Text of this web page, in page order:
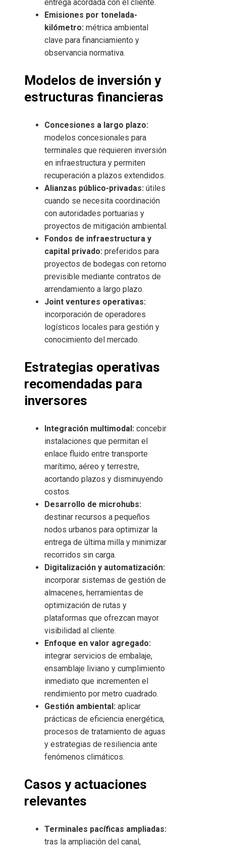
entrega acordada con el cliente.
Emisiones por tonelada-
kilómetro: métrica ambiental
clave para financiamiento y
observancia normativa.
Modelos de inversión y
estructuras financieras
Concesiones a largo plazo:
modelos concesionales para
terminales que requieren inversión
en infraestructura y permiten
recuperación a plazos extendidos.
Alianzas público-privadas: útiles
cuando se necesita coordinación
con autoridades portuarias y
proyectos de mitigación ambiental.
Fondos de infraestructura y
capital privado: preferidos para
proyectos de bodegas con retorno
previsible mediante contratos de
arrendamiento a largo plazo.
Joint ventures operativas:
incorporación de operadores
logísticos locales para gestión y
conocimiento del mercado.
Estrategias operativas
recomendadas para
inversores
Integración multimodal: concebir
instalaciones que permitan el
enlace fluido entre transporte
marítimo, aéreo y terrestre,
acortando plazos y disminuyendo
costos.
Desarrollo de microhubs:
destinar recursos a pequeños
nodos urbanos para optimizar la
entrega de última milla y minimizar
recorridos sin carga.
Digitalización y automatización:
incorporar sistemas de gestión de
almacenes, herramientas de
optimización de rutas y
plataformas que ofrezcan mayor
visibilidad al cliente.
Enfoque en valor agregado:
integrar servicios de embalaje,
ensamblaje liviano y cumplimiento
inmediato que incrementen el
rendimiento por metro cuadrado.
Gestión ambiental: aplicar
prácticas de eficiencia energética,
procesos de tratamiento de aguas
y estrategias de resiliencia ante
fenómenos climáticos.
Casos y actuaciones
relevantes
Terminales pacíficas ampliadas:
tras la ampliación del canal,